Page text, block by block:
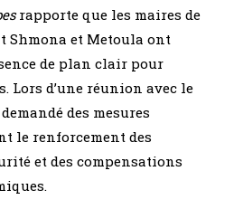
rapporte que les maires de
Shmona et Metoula ont
de plan clair pour
Lors d’une réunion avec le
des mesures
le renforcement des
et des compensations